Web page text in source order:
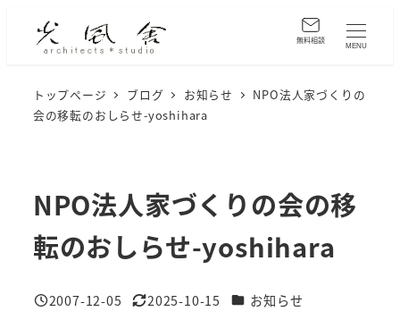
MENU
トップページ ブログ お知らせ
NPO法人家づくりの
会の移転のおしらせ-yoshihara
NPO法人家づくりの会の移
転のおしらせ-yoshihara
投稿日
2007-12-05
更新日
2025-10-15 カテゴリー
お知らせ
無料相談